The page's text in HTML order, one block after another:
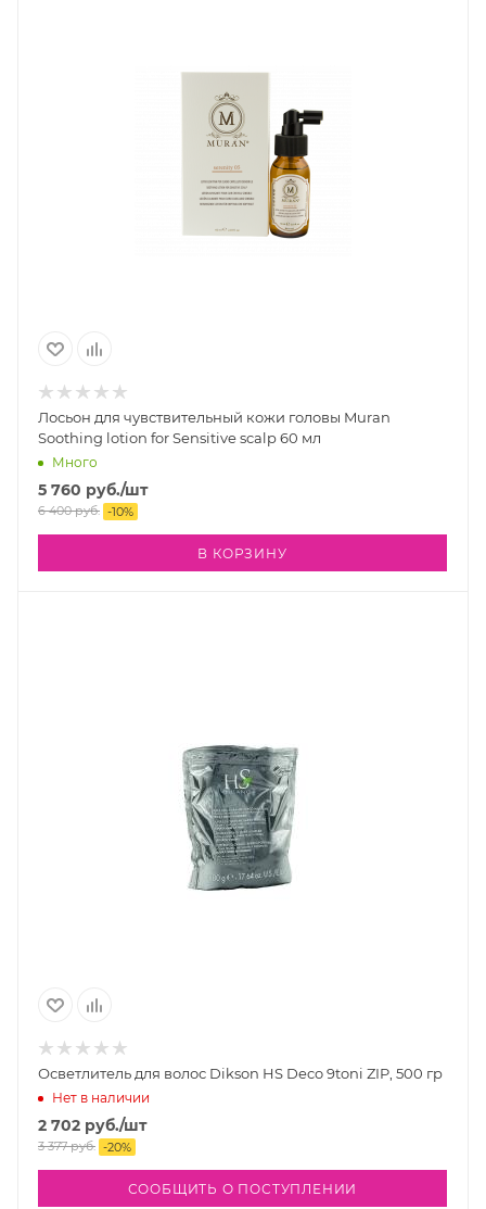
Лосьон для чувствительный кожи головы Muran
Soothing lotion for Sensitive scalp 60 мл
Много
5 760 руб./шт
6 400руб. -10%
В КОРЗИНУ
Осветлитель для волос Dikson HS Deco 9toni ZIP, 500 гр
Нет в наличии
2 702 руб./шт
3 377руб. -20%
СООБЩИТЬ О ПОСТУПЛЕНИИ